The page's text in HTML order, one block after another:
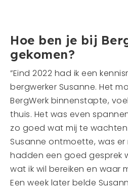
Hoe ben je bij
gekomen?
”Eind 2022 had ik een
bergwerker Susanne. Het
BergWerk binnenstapte,
thuis. Het was even
zo goed wat mij te
Susanne ontmoette, was er
hadden een goed gesprek
wat ik wil bereiken en waar
Een week later belde